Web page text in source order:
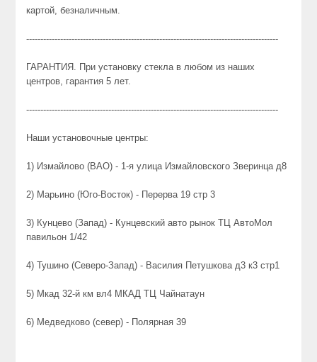
картой, безналичным.
-----------------------------------------------------------------------------------------
ГАРАНТИЯ. При установку стекла в любом из наших
центров, гарантия 5 лет.
-----------------------------------------------------------------------------------------
Наши установочные центры:
1) Измайлово (ВАО) - 1-я улица Измайловского Зверинца д8
2) Марьино (Юго-Восток) - Перерва 19 стр 3
3) Кунцево (Запад) - Кунцевский авто рынок ТЦ АвтоМол
павильон 1/42
4) Тушино (Северо-Запад) - Василия Петушкова д3 к3 стр1
5) Мкад 32-й км вл4 МКАД ТЦ Чайнатаун
6) Медведково (север) - Полярная 39